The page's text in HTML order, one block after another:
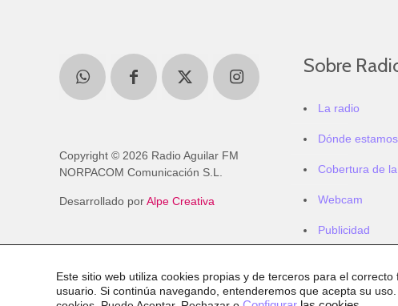
Copyright © 2026 Radio Aguilar FM
NORPACOM Comunicación S.L.
Desarrollado porAlpe Creativa
Sobre
La radio
Dónde estamos
Cobertura de
Webcam
Publicidad
Este sitio web utiliza cookies propias y de terceros para el
usuario. Si continúa navegando, entenderemos que acepta su